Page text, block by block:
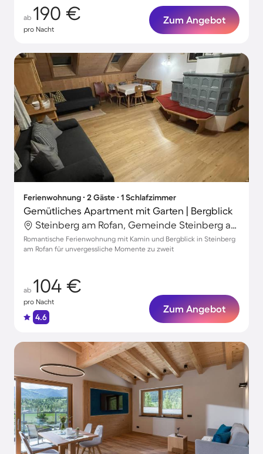
ab 190 €
pro Nacht
Zum Angebot
Ferienwohnung ∙ 2 Gäste ∙ 1 Schlafzimmer
Gemütliches Apartment mit Garten | Bergblick
Steinberg am Rofan, Gemeinde Steinberg am Rofan, Österreich
Romantische Ferienwohnung mit Kamin und Bergblick in Steinberg
am Rofan für unvergessliche Momente zu zweit
ab 104 €
pro Nacht
4.6
Zum Angebot